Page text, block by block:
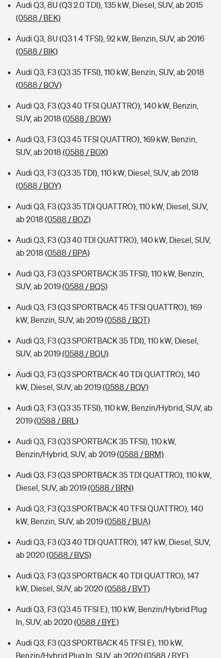
Audi Q3, 8U (Q3 2.0 TDI), 135 kW, Diesel, SUV, ab 2015
(0588 / BEK)
Audi Q3, 8U (Q3 1.4 TFSI), 92 kW, Benzin, SUV, ab 2016
(0588 / BIK)
Audi Q3, F3 (Q3 35 TFSI), 110 kW, Benzin, SUV, ab 2018
(0588 / BOV)
Audi Q3, F3 (Q3 40 TFSI QUATTRO), 140 kW, Benzin,
SUV, ab 2018 (0588 / BOW)
Audi Q3, F3 (Q3 45 TFSI QUATTRO), 169 kW, Benzin,
SUV, ab 2018 (0588 / BOX)
Audi Q3, F3 (Q3 35 TDI), 110 kW, Diesel, SUV, ab 2018
(0588 / BOY)
Audi Q3, F3 (Q3 35 TDI QUATTRO), 110 kW, Diesel, SUV,
ab 2018 (0588 / BOZ)
Audi Q3, F3 (Q3 40 TDI QUATTRO), 140 kW, Diesel, SUV,
ab 2018 (0588 / BPA)
Audi Q3, F3 (Q3 SPORTBACK 35 TFSI), 110 kW, Benzin,
SUV, ab 2019(0588 / BQS)
Audi Q3, F3 (Q3 SPORTBACK 45 TFSI QUATTRO), 169
kW, Benzin, SUV, ab 2019(0588 / BQT)
Audi Q3, F3 (Q3 SPORTBACK 35 TDI), 110 kW, Diesel,
SUV, ab 2019(0588 / BQU)
Audi Q3, F3 (Q3 SPORTBACK 40 TDI QUATTRO), 140
kW, Diesel, SUV, ab 2019(0588 / BQV)
Audi Q3, F3 (Q3 35 TFSI), 110 kW, Benzin/Hybrid, SUV, ab
2019(0588 / BRL)
Audi Q3, F3 (Q3 SPORTBACK 35 TFSI), 110 kW,
Benzin/Hybrid, SUV, ab 2019(0588 / BRM)
Audi Q3, F3 (Q3 SPORTBACK 35 TDI QUATTRO), 110 kW,
Diesel, SUV, ab 2019(0588 / BRN)
Audi Q3, F3 (Q3 SPORTBACK 40 TFSI QUATTRO), 140
kW, Benzin, SUV, ab 2019(0588 / BUA)
Audi Q3, F3 (Q3 40 TDI QUATTRO), 147 kW, Diesel, SUV,
ab 2020(0588 / BVS)
Audi Q3, F3 (Q3 SPORTBACK 40 TDI QUATTRO), 147
kW, Diesel, SUV, ab 2020(0588 / BVT)
Audi Q3, F3 (Q3 45 TFSI E), 110 kW, Benzin/Hybrid Plug
In, SUV, ab 2020(0588 / BYE)
Audi Q3, F3 (Q3 SPORTBACK 45 TFSI E), 110 kW,
Benzin/Hybrid Plug In, SUV, ab 2020(0588 / BYF)